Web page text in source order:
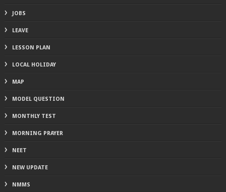
JOBS
LEAVE
LESSON PLAN
LOCAL HOLIDAY
MAP
MODEL QUESTION
MONTHLY TEST
MORNING PRAYER
NEET
NEW UPDATE
NMMS